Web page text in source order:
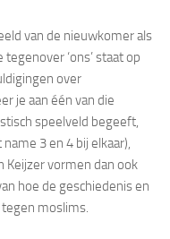
van de nieuwkomer als
‘ons’ staat op
over
je aan één van die
speelveld begeeft,
3 en 4 bij elkaar),
Keijzer vormen dan ook
hoe de geschiedenis en
moslims.